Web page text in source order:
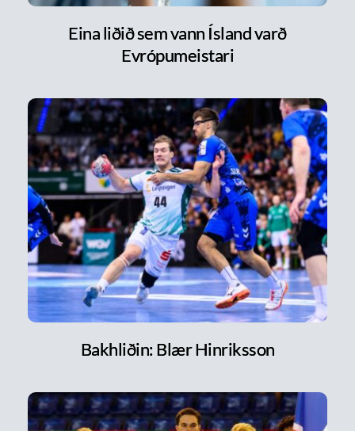
Eina liðið sem vann Ísland varð
Evrópumeistari
Bakhliðin: Blær Hinriksson